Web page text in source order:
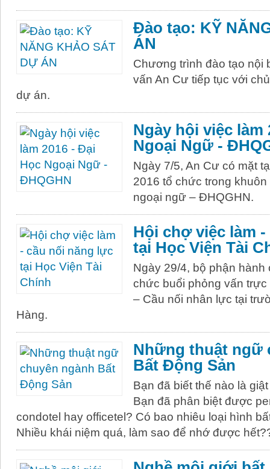
Đào tạo: KỸ
ÁN
Chương trình đào tạo nội
vấn An Cư tiếp tục với
dự án.
Ngày hội việc làm
Ngoại Ngữ -
Ngày 7/5, An Cư có mặt
2016 tổ chức trong
ngoại ngữ – ĐHQGHN.
Hội chợ việc làm
tại Học Viện Tài
Ngày 29/4, bộ phận
chức buổi phỏng vấn
– Cầu nối nhân lực tại
Hàng.
Những thuật ngữ
Bất Động Sản
Bạn đã biết thế nào là
Bạn đã phân biệt được
condotel hay officetel? Có bao nhiêu loại hình
Nhiều khái niệm quá, làm sao để nhớ được